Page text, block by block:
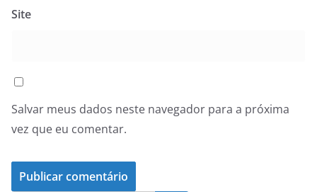
Site
Salvar meus dados neste navegador para a próxima
vez que eu comentar.